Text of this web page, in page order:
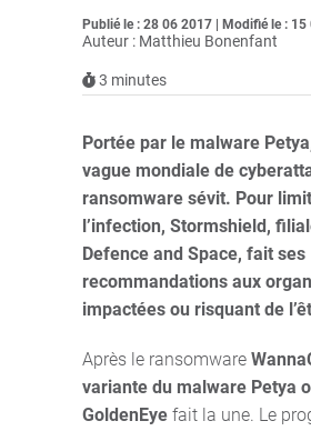
Publié le : 28 06 2017 | Modifié le :
Auteur : Matthieu Bonenfant
3 minutes
Portée par le malware
vague mondiale de
ransomware sévit. Pour
l’infection, Stormshield,
Defence and Space, fait ses
recommandations aux
impactées ou risquant de
Après le ransomware
variante du malware Petya
GoldenEye fait la une. Le